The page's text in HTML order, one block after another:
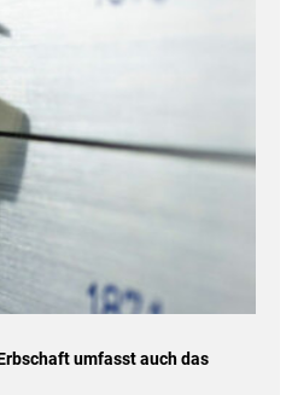
umfasst auch das